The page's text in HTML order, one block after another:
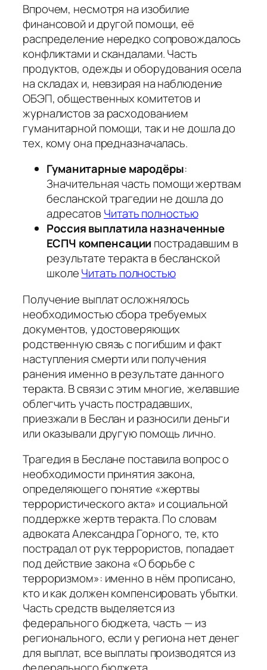
Впрочем, несмотря на изобилие
финансовой и другой помощи, её
распределение нередко сопровождалось
конфликтами и скандалами. Часть
продуктов, одежды и оборудования осела
на складах и, невзирая на наблюдение
ОБЭП, общественных комитетов и
журналистов за расходованием
гуманитарной помощи, так и не дошла до
тех, кому она предназначалась.
Гуманитарные мародёры:
Значительная часть помощи жертвам
бесланской трагедии не дошла до
адресатовЧитать полностью
Россия выплатила назначенные
ЕСПЧ компенсации пострадавшим в
результате теракта в бесланской
школеЧитать полностью
Получение выплат осложнялось
необходимостью сбора требуемых
документов, удостоверяющих
родственную связь с погибшим и факт
наступления смерти или получения
ранения именно в результате данного
теракта. В связи с этим многие, желавшие
облегчить участь пострадавших,
приезжали в Беслан и разносили деньги
или оказывали другую помощь лично.
Трагедия в Беслане поставила вопрос о
необходимости принятия закона,
определяющего понятие «жертвы
террористического акта» и социальной
поддержке жертв теракта. По словам
адвоката Александра Горного, те, кто
пострадал от рук террористов, попадает
под действие закона «О борьбе с
терроризмом»: именно в нём прописано,
кто и как должен компенсировать убытки.
Часть средств выделяется из
федерального бюджета, часть — из
регионального, если у региона нет денег
для выплат, все выплаты производятся из